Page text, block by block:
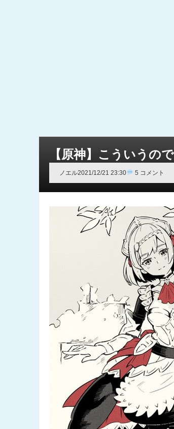
【原神】こういうの
ノエル2021/12/21 23:30 5 コメント